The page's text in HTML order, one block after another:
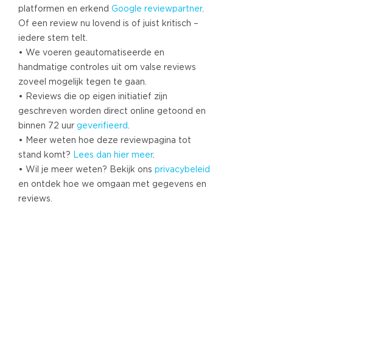
platformen en erkend Google reviewpartner.
Of een review nu lovend is of juist kritisch –
iedere stem telt.
• We voeren geautomatiseerde en
handmatige controles uit om valse reviews
zoveel mogelijk tegen te gaan.
• Reviews die op eigen initiatief zijn
geschreven worden direct online getoond en
binnen 72 uur geverifieerd.
• Meer weten hoe deze reviewpagina tot
stand komt? Lees dan hier meer.
• Wil je meer weten? Bekijk ons privacybeleid
en ontdek hoe we omgaan met gegevens en
reviews.